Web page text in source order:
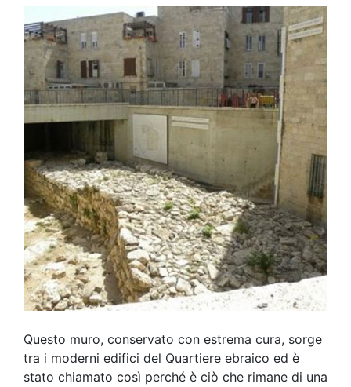
Questo muro, conservato con estrema cura, sorge
tra i moderni edifici del Quartiere ebraico ed è
stato chiamato così perché è ciò che rimane di una